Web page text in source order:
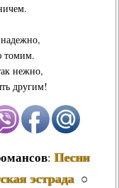
томим.
нежно,
другим!
: Песни
эстрада○